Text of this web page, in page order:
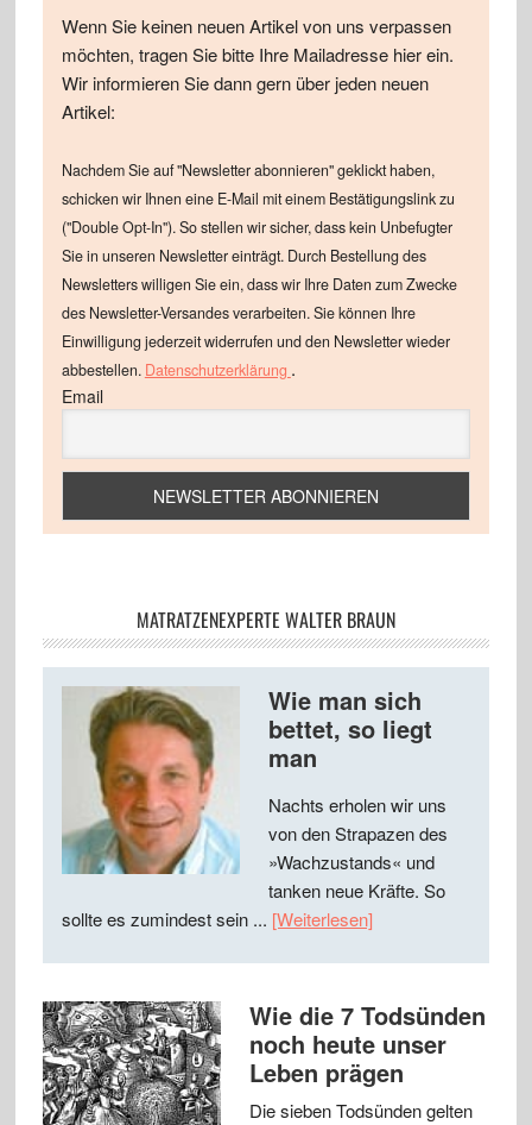
Wenn Sie keinen neuen Artikel von uns verpassen
möchten, tragen Sie bitte Ihre Mailadresse hier ein.
Wir informieren Sie dann gern über jeden neuen
Artikel:
Nachdem Sie auf "Newsletter abonnieren" geklickt haben,
schicken wir Ihnen eine E-Mail mit einem Bestätigungslink zu
("Double Opt-In"). So stellen wir sicher, dass kein Unbefugter
Sie in unseren Newsletter einträgt. Durch Bestellung des
Newsletters willigen Sie ein, dass wir Ihre Daten zum Zwecke
des Newsletter-Versandes verarbeiten. Sie können Ihre
Einwilligung jederzeit widerrufen und den Newsletter wieder
abbestellen. Datenschutzerklärung .
Email
MATRATZENEXPERTE WALTER BRAUN
Wie man sich
bettet, so liegt
man
Nachts erholen wir uns
von den Strapazen des
»Wachzustands« und
tanken neue Kräfte. So
sollte es zumindest sein ... [Weiterlesen]
Wie die 7 Todsünden
noch heute unser
Leben prägen
Die sieben Todsünden gelten